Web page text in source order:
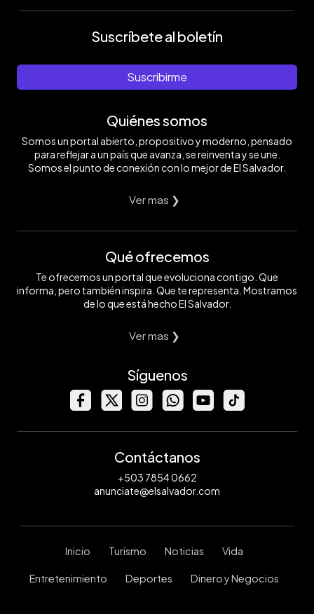
Suscríbete al boletín
Suscribirme
Quiénes somos
Somos un portal abierto, propositivo y moderno, pensado
para reflejar a un país que avanza, se reinventa y se une.
Somos el punto de conexión con lo mejor de El Salvador.
Ver mas ❯
Qué ofrecemos
Te ofrecemos un portal que evoluciona contigo. Que
informa, pero también inspira. Que te representa. Mostramos
de lo que está hecho El Salvador.
Ver mas ❯
Síguenos
Contáctanos
+503 7854 0662
anunciate@elsalvador.com
Inicio Turismo Noticias Vida
Entretenimiento Deportes Dinero y Negocios